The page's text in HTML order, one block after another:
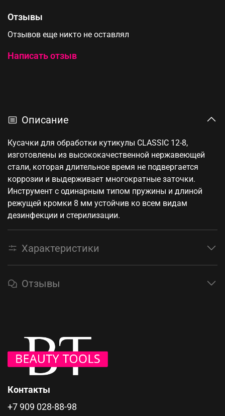
Отзывы
Отзывов еще никто не оставлял
Написать отзыв
Описание
Кусачки для обработки кутикулы CLASSIC 12-8,
изготовлены из высококачественной нержавеющей
стали, которая длительное время не подвергается
коррозии и выдерживает многократные заточки.
Инструмент с одинарным типом пружины и длиной
режущей кромки 8 мм устойчив ко всем видам
дезинфекции и стерилизации.
Характеристики
Отзывы
Контакты
+7 909 028-88-98